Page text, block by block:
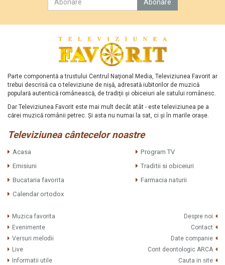
Parte componentă a trustului Centrul Naţional Media, Televiziunea Favorit ar
trebui descrisă ca o televiziune de nişă, adresată iubitorilor de muzică
populară autentică românească, de tradiţii şi obiceiuri ale satului românesc.
Dar Televiziunea Favorit este mai mult decât atât - este televiziunea pe a
cărei muzică românii petrec. Şi asta nu numai la sat, ci şi în marile oraşe.
Televiziunea cântecelor noastre
Acasa
Program TV
Emisiuni
Traditii si obiceiuri
Bucataria favorita
Farmacia naturii
Calendar ortodox
Muzica favorita
Evenimente
Versuri melodii
Live
Informatii utile
Despre noi
Contact
Date companie
Cont deontologic ARCA
Cauta in site